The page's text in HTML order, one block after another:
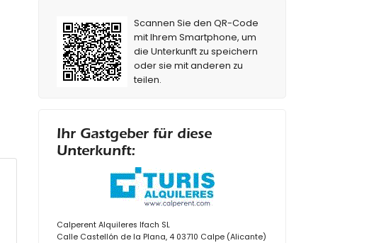
Scannen Sie den QR-Code
mit Ihrem Smartphone, um
die Unterkunft zu speichern
oder sie mit anderen zu
teilen.
Ihr Gastgeber für diese
Unterkunft:
Calperent Alquileres Ifach SL
Calle Castellón de la Plana, 4 03710 Calpe (Alicante)